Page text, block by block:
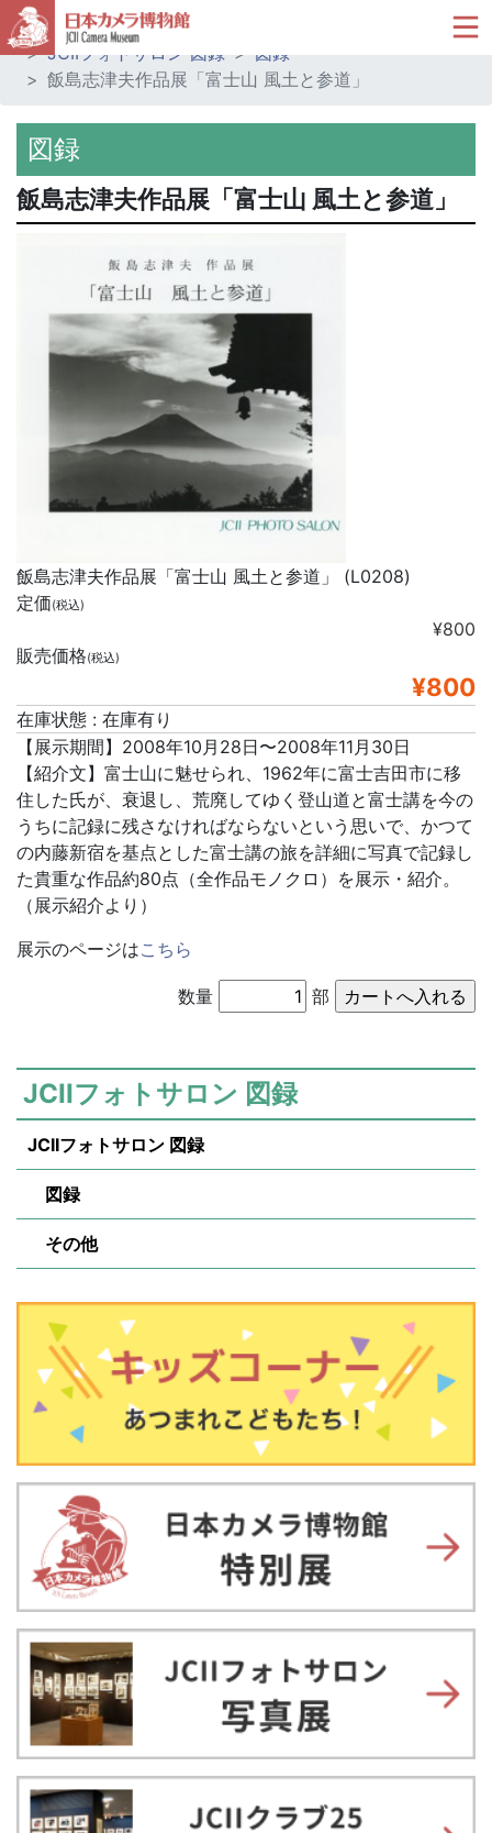
ホーム
ミュージアムショップ
JCIIフォトサロン 図録
図録
飯島志津夫作品展「富士山 風土と参道」
図録
飯島志津夫作品展「富士山 風土と参道」
飯島志津夫作品展「富士山 風土と参道」 (L0208)
定価(税込)
¥800
販売価格(税込)
¥800
在庫状態 : 在庫有り
【展示期間】2008年10月28日〜2008年11月30日
【紹介文】富士山に魅せられ、1962年に富士吉田市に移
住した氏が、衰退し、荒廃してゆく登山道と富士講を今の
うちに記録に残さなければならないという思いで、かつて
の内藤新宿を基点とした富士講の旅を詳細に写真で記録し
た貴重な作品約80点（全作品モノクロ）を展示・紹介。
（展示紹介より）
展示のページはこちら
数量 部
JCIIフォトサロン 図録
JCIIフォトサロン 図録
図録
その他